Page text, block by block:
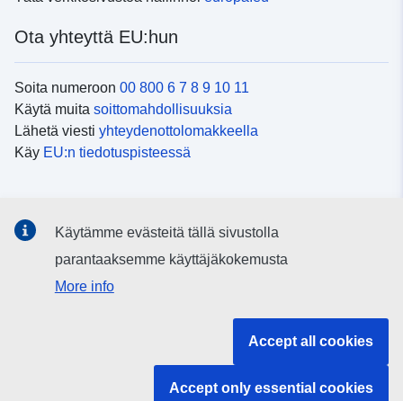
Ota yhteyttä EU:hun
Soita numeroon 00 800 6 7 8 9 10 11
Käytä muita soittomahdollisuuksia
Lähetä viesti yhteydenottolomakkeella
Käy EU:n tiedotuspisteessä
sosiaalisessa mediassa
EU:n toimielimet ja muut elimet
Käytämme evästeitä tällä sivustolla
parantaaksemme käyttäjäkokemusta
More info
Accept all cookies
Accept only essential cookies